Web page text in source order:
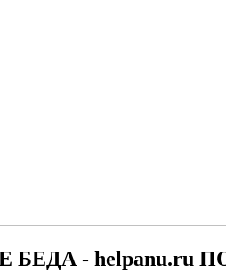
БЕДА - helpanu.ru